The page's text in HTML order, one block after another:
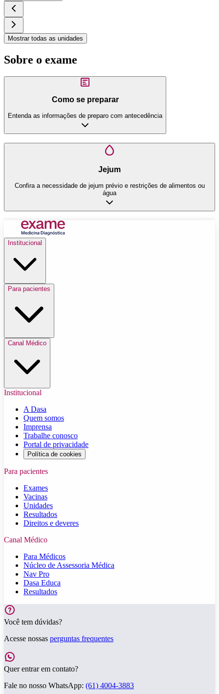
Mostrar todas as unidades
Sobre o exame
Como se preparar
Entenda as informações de preparo com antecedência
Jejum
Confira a necessidade de jejum prévio e restrições de alimentos ou
água
Institucional
Para pacientes
Canal Médico
Institucional
A Dasa
Quem somos
Imprensa
Trabalhe conosco
Portal de privacidade
Política de cookies
Para pacientes
Exames
Vacinas
Unidades
Resultados
Direitos e deveres
Canal Médico
Para Médicos
Núcleo de Assessoria Médica
Nav Pro
Dasa Educa
Resultados
Você tem dúvidas?
Acesse nossas perguntas frequentes
Quer entrar em contato?
Fale no nosso WhatsApp: (61) 4004-3883